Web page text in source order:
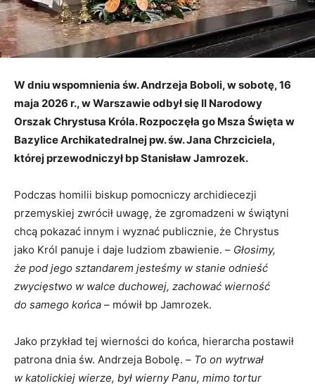
W dniu wspomnienia św. Andrzeja Boboli, w sobotę, 16
maja 2026 r., w Warszawie odbył się II Narodowy
Orszak Chrystusa Króla. Rozpoczęła go Msza Święta w
Bazylice Archikatedralnej pw. św. Jana Chrzciciela,
której przewodniczył bp Stanisław Jamrozek.
Podczas homilii biskup pomocniczy archidiecezji
przemyskiej zwrócił uwagę, że zgromadzeni w świątyni
chcą pokazać innym i wyznać publicznie, że Chrystus
jako Król panuje i daje ludziom zbawienie. – Głosimy,
że pod jego sztandarem jesteśmy w stanie odnieść
zwycięstwo w walce duchowej, zachować wierność
do samego końca – mówił bp Jamrozek.
Jako przykład tej wierności do końca, hierarcha postawił
patrona dnia św. Andrzeja Bobolę. – To on wytrwał
w katolickiej wierze, był wierny Panu, mimo tortur